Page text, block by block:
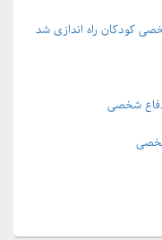
شخصی